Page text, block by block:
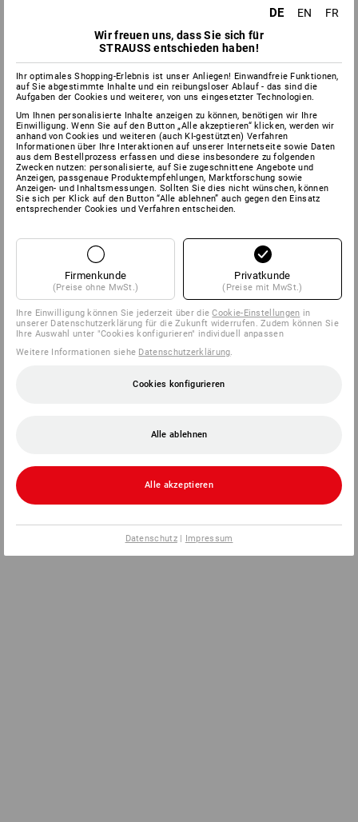
DE EN
FR
Wir freuen uns, dass Sie sich für
STRAUSS entschieden haben!
Ihr optimales Shopping-Erlebnis ist unser Anliegen! Einwandfreie Funktionen,
auf Sie abgestimmte Inhalte und ein reibungsloser Ablauf - das sind die
Aufgaben der Cookies und weiterer, von uns eingesetzter Technologien.
Um Ihnen personalisierte Inhalte anzeigen zu können, benötigen wir Ihre
Einwilligung. Wenn Sie auf den Button „Alle akzeptieren“ klicken, werden wir
anhand von Cookies und weiteren (auch KI-gestützten) Verfahren
Informationen über Ihre Interaktionen auf unserer Internetseite sowie Daten
aus dem Bestellprozess erfassen und diese insbesondere zu folgenden
Zwecken nutzen: personalisierte, auf Sie zugeschnittene Angebote und
Anzeigen, passgenaue Produktempfehlungen, Marktforschung sowie
Anzeigen- und Inhaltsmessungen. Sollten Sie dies nicht wünschen, können
Sie sich per Klick auf den Button “Alle ablehnen” auch gegen den Einsatz
entsprechender Cookies und Verfahren entscheiden.
Firmenkunde
(Preise ohne MwSt.)
Privatkunde
(Preise mit MwSt.)
Ihre Einwilligung können Sie jederzeit über dieCookie-Einstellungen in
unserer Datenschutzerklärung für die Zukunft widerrufen. Zudem können Sie
Ihre Auswahl unter "Cookies konfigurieren" individuell anpassen
Weitere Informationen siehe Datenschutzerklärung.
Cookies konfigurieren
Alle ablehnen
Alle akzeptieren
Datenschutz| Impressum